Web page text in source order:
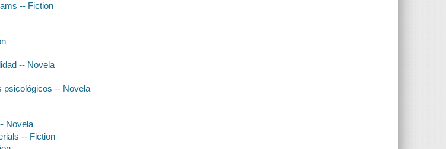
-- Fiction
-- Novela
psicológicos -- Novela
Novela
-- Fiction